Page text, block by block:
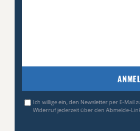
Ich willige ein, den Newsletter per E-Mail
Widerruf jederzeit über den Abmelde-